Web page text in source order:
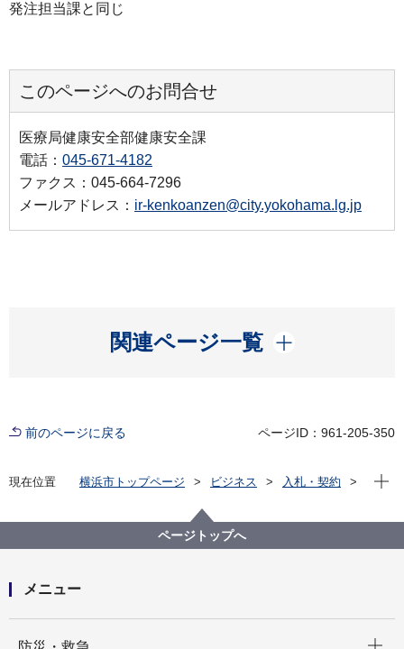
発注担当課と同じ
このページへのお問合せ
医療局健康安全部健康安全課
電話： 045-671-4182
ファクス：045-664-7296
メールアドレス： ir-kenkoanzen@city.yokohama.lg.jp
関連ページ一覧
開く
前のページに戻る ページID：961-205-350
現在位置 横浜市トップページ ビジネス
入札・契約
【入札結果公表】【公募型指名競争入札】令和６年度
市民エイズ・ＨＩＶ啓発及び情報提供事業委託
現在
ページトップへ
メニュー